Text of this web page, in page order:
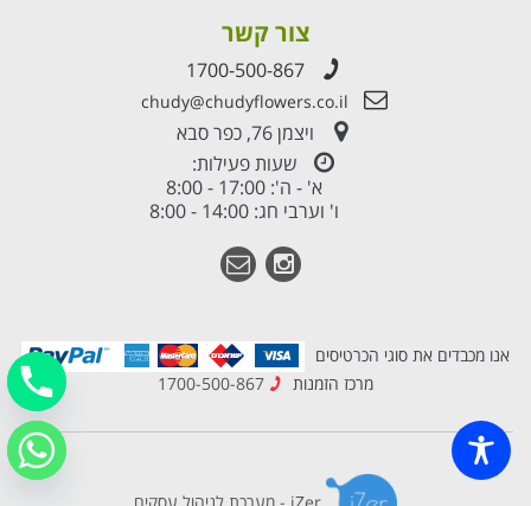
צור קשר
1700-500-867
chudy@chudyflowers.co.il
ויצמן 76, כפר סבא
שעות פעילות:
א' - ה': 17:00 - 8:00
ו' וערבי חג: 14:00 - 8:00
אנו מכבדים את סוגי הכרטיסים
מרכז הזמנות